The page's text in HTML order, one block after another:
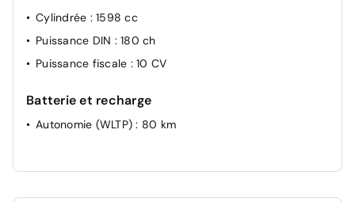
Cylindrée : 1598 cc
Puissance DIN : 180 ch
Puissance fiscale : 10 CV
Batterie et recharge
Autonomie (WLTP): 80 km